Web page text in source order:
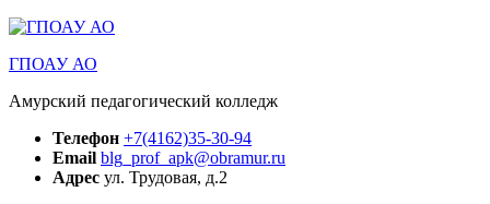
ГПОАУ АО
Амурский педагогический колледж
Телефон +7(4162)35-30-94
Email blg_prof_apk@obramur.ru
Адрес ул. Трудовая, д.2